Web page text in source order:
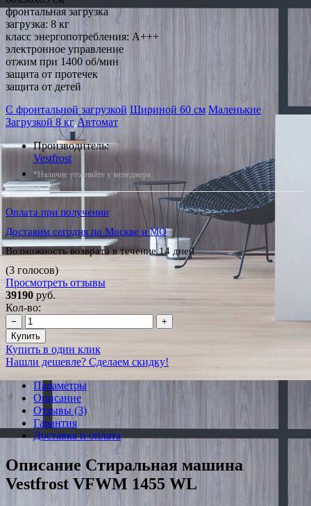
фронтальная загрузка
загрузка: 8 кг
класс энергопотребления: A+++
электронное управление
отжим при 1400 об/мин
защита от протечек
защита от детей
С фронтальной загрузкой Шириной 60 см Маленькие
Загрузкой 8 кг Автомат
Производитель:
Vestfrost
*Наличие уточняйте у менеджера
Оплата при получении
Доставим сегодня по Москве и МО
Возможность возврата в течение 14 дней
(3 голосов)
Просмотреть отзывы
39190 руб.
Кол-во:
−
+
Купить
Купить в один клик
Нашли дешевле? Сделаем скидку!
Параметры
Описание
Отзывы (3)
Гарантия
Доставка и оплата
Описание Стиральная машина
Vestfrost VFWM 1455 WL